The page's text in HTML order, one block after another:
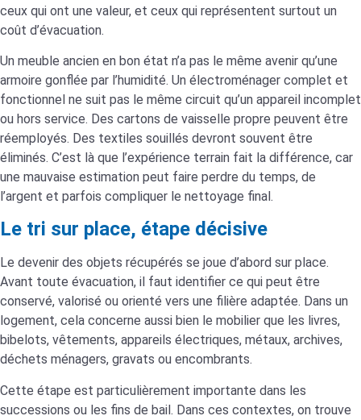
ceux qui ont une valeur, et ceux qui représentent surtout un
coût d’évacuation.
Un meuble ancien en bon état n’a pas le même avenir qu’une
armoire gonflée par l’humidité. Un électroménager complet et
fonctionnel ne suit pas le même circuit qu’un appareil incomplet
ou hors service. Des cartons de vaisselle propre peuvent être
réemployés. Des textiles souillés devront souvent être
éliminés. C’est là que l’expérience terrain fait la différence, car
une mauvaise estimation peut faire perdre du temps, de
l’argent et parfois compliquer le nettoyage final.
Le tri sur place, étape décisive
Le devenir des objets récupérés se joue d’abord sur place.
Avant toute évacuation, il faut identifier ce qui peut être
conservé, valorisé ou orienté vers une filière adaptée. Dans un
logement, cela concerne aussi bien le mobilier que les livres,
bibelots, vêtements, appareils électriques, métaux, archives,
déchets ménagers, gravats ou encombrants.
Cette étape est particulièrement importante dans les
successions ou les fins de bail. Dans ces contextes, on trouve